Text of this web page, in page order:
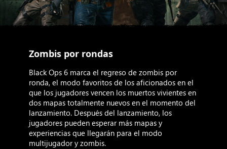
Zombis por rondas
Black Ops 6 marca el regreso de zombis por
ronda, el modo favoritos de los aficionados en el
que los jugadores vencen los muertos vivientes en
dos mapas totalmente nuevos en el momento del
lanzamiento. Después del lanzamiento, los
jugadores pueden esperar más mapas y
experiencias que llegarán para el modo
multijugador y zombis.